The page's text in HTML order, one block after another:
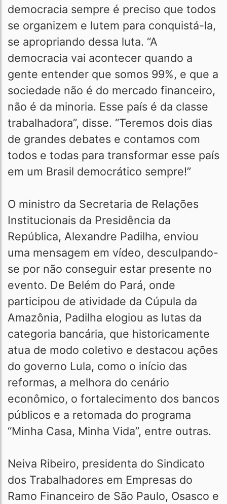
democracia sempre é preciso que todos
se organizem e lutem para conquistá-la,
se apropriando dessa luta. “A
democracia vai acontecer quando a
gente entender que somos 99%, e que a
sociedade não é do mercado financeiro,
não é da minoria. Esse país é da classe
trabalhadora”, disse. “Teremos dois dias
de grandes debates e contamos com
todos e todas para transformar esse país
em um Brasil democrático sempre!”
O ministro da Secretaria de Relações
Institucionais da Presidência da
República, Alexandre Padilha, enviou
uma mensagem em vídeo, desculpando-
se por não conseguir estar presente no
evento. De Belém do Pará, onde
participou de atividade da Cúpula da
Amazônia, Padilha elogiou as lutas da
categoria bancária, que historicamente
atua de modo coletivo e destacou ações
do governo Lula, como o início das
reformas, a melhora do cenário
econômico, o fortalecimento dos bancos
públicos e a retomada do programa
“Minha Casa, Minha Vida”, entre outras.
Neiva Ribeiro, presidenta do Sindicato
dos Trabalhadores em Empresas do
Ramo Financeiro de São Paulo, Osasco e